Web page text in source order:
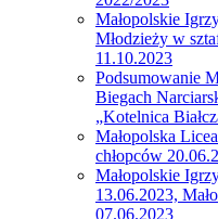
Małopolskie
Młodzieży w
11.10.2023
Podsumowanie
Biegach
„Kotelnica
Małopolska
chłopców
Małopolskie
13.06.2023,
07.06.2023